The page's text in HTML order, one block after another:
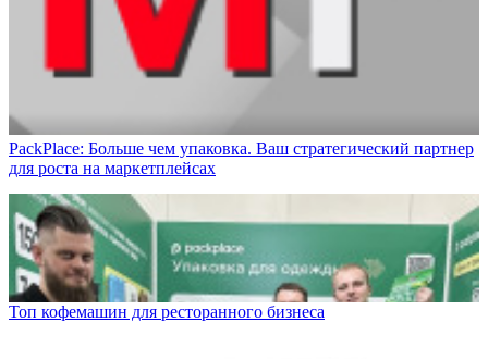
PackPlace: Больше чем упаковка. Ваш стратегический партнер
для роста на маркетплейсах
Топ кофемашин для ресторанного бизнеса